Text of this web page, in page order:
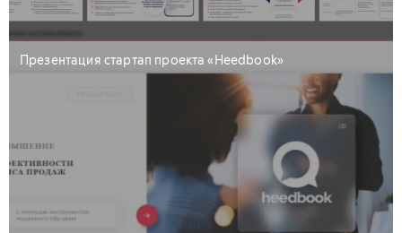
Презентация стартап проекта «Heedbook»